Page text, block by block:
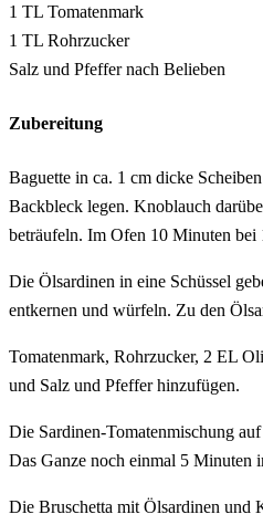
1 TL Tomatenmark
1 TL Rohrzucker
Salz und Pfeffer nach Belieben
Zubereitung
Baguette in ca. 1 cm dicke
Backbleck legen. Knoblauch
beträufeln. Im Ofen 10 Minuten bei
Die Ölsardinen in eine Schüssel
entkernen und würfeln. Zu den
Tomatenmark, Rohrzucker, 2 EL
und Salz und Pfeffer hinzufügen.
Die Sardinen-Tomatenmischung
Das Ganze noch einmal 5 Minuten
Die Bruschetta mit Ölsardinen und